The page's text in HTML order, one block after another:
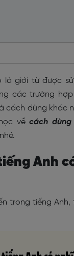
là giới từ được
các trường
cách dùng khác
về cách
Anh
trong tiếng